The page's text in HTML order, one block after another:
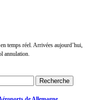
temps réel. Arrivées aujourd’hui,
annulation.